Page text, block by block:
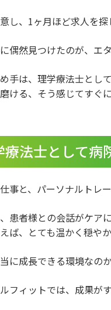
し、1ヶ月ほど求人を
偶然見つけたのが、エ
手は、理学療法士とし
ける、そう感じてすぐ
療法士として病
事と、パーソナルトレ
患者様との会話がケア
ば、とても温かく穏や
に成長できる環境なの
フィットでは、成果がす